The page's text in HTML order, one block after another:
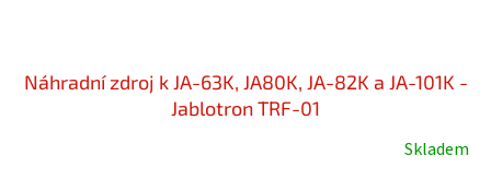
Náhradní zdroj k JA-63K, JA80K, JA-82K a JA-101K -
Jablotron TRF-01
Skladem